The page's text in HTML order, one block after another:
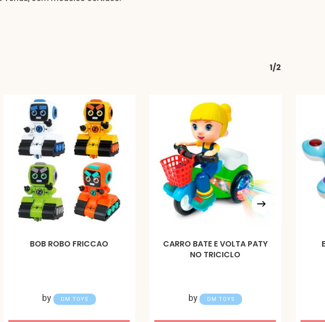
1/2
BOB ROBO FRICCAO
by DM TOYS
CARRO BATE E VOLTA PATY
NO TRICICLO
by DM TOYS